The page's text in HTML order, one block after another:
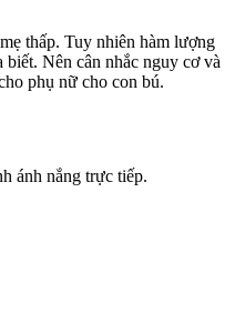
thấp. Tuy nhiên hàm lượng
biết. Nên cân nhắc nguy cơ và
phụ nữ cho con bú.
ánh nắng trực tiếp.